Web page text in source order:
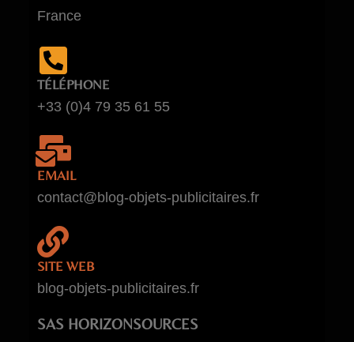
France
TÉLÉPHONE
+33 (0)4 79 35 61 55
EMAIL
contact@blog-objets-publicitaires.fr
SITE WEB
blog-objets-publicitaires.fr
SAS HORIZONSOURCES